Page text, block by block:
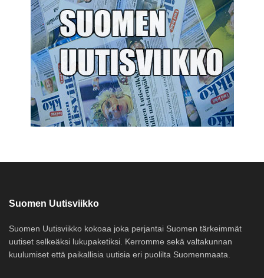
Suomen Uutisviikko
Suomen Uutisviikko kokoaa joka perjantai Suomen tärkeimmät
uutiset selkeäksi lukupaketiksi. Kerromme sekä valtakunnan
kuulumiset että paikallisia uutisia eri puolilta Suomenmaata.